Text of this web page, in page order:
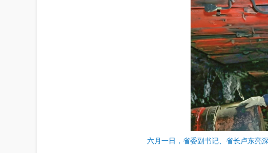
六月一日，省委副书记、省长卢东亮